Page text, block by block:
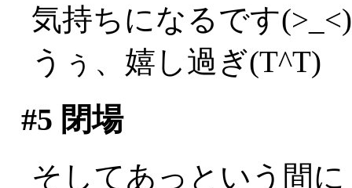
気持ちになるです(>_<)
うぅ、嬉し過ぎ(T^T)
#5 閉場
そしてあっという間